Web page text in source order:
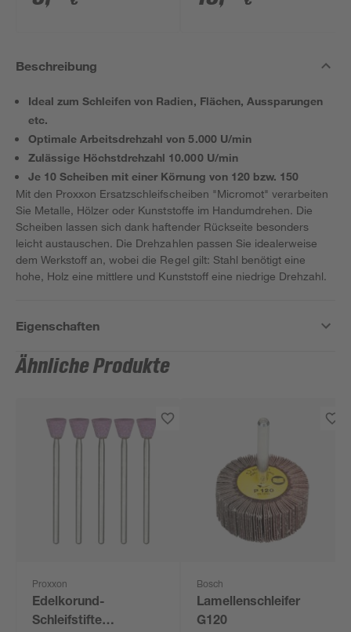
K120/K150 Ø 18 mm
Ø 9 mm 10 Stück
Beschreibung
Ideal zum Schleifen von Radien, Flächen, Aussparungen
etc.
Optimale Arbeitsdrehzahl von 5.000 U/min
Zulässige Höchstdrehzahl 10.000 U/min
Je 10 Scheiben mit einer Körnung von 120 bzw. 150
Mit den Proxxon Ersatzschleifscheiben "Micromot" verarbeiten
Sie Metalle, Hölzer oder Kunststoffe im Handumdrehen. Die
Scheiben lassen sich dank haftender Rückseite besonders
leicht austauschen. Die Drehzahlen passen Sie idealerweise
dem Werkstoff an, wobei die Regel gilt: Stahl benötigt eine
hohe, Holz eine mittlere und Kunststoff eine niedrige Drehzahl.
Eigenschaften
Ähnliche Produkte
Proxxon
Edelkorund-
Schleifstifte
Bosch
Lamellenschleifer
G120